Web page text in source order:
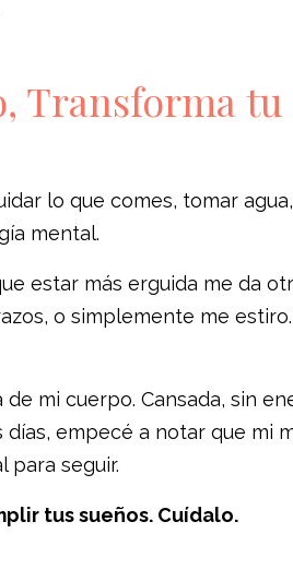
Transforma tu
lo que comes, tomar agua,
mental.
estar más erguida me da
o simplemente me estiro.
mi cuerpo. Cansada, sin
días, empecé a notar que mi
para seguir.
tus sueños. Cuídalo.